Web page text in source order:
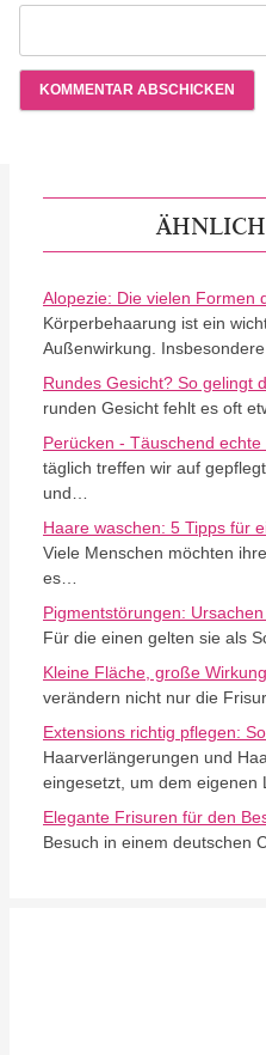
Alopezie: Die vielen Formen
Körperbehaarung ist ein
Außenwirkung.
Rundes Gesicht? So gelingt
runden Gesicht fehlt es oft
Perücken - Täuschend
täglich treffen wir auf
und…
Haare waschen: 5 Tipps für
Viele Menschen möchten
es…
Pigmentstörungen:
Für die einen gelten sie als
Kleine Fläche, große
verändern nicht nur die
Extensions richtig pflegen:
Haarverlängerungen und
eingesetzt, um dem eigenen
Elegante Frisuren für den
Besuch in einem deutschen